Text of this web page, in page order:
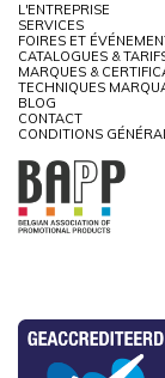
L'ENTREPRISE
SERVICES
FOIRES ET
CATALOGUES &
MARQUES &
TECHNIQUES
BLOG
CONTACT
CONDITIONS